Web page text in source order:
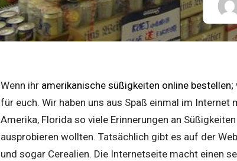
Wenn ihr amerikanische süßigkeiten online bestellen;
für euch. Wir haben uns aus Spaß einmal im
Amerika, Florida so viele Erinnerungen an
ausprobieren wollten. Tatsächlich gibt es auf der
und sogar Cerealien. Die Internetseite macht einen